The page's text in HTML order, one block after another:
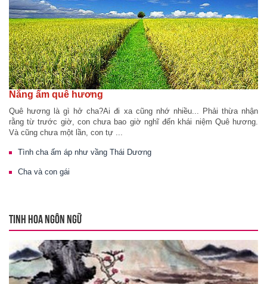
Nắng ấm quê hương
Quê hương là gì hở cha?Ai đi xa cũng nhớ nhiều... Phải thừa nhận
rằng từ trước giờ, con chưa bao giờ nghĩ đến khái niệm Quê hương.
Và cũng chưa một lần, con tự ...
Tình cha ấm áp như vầng Thái Dương
Cha và con gái
TINH HOA NGÔN NGỮ